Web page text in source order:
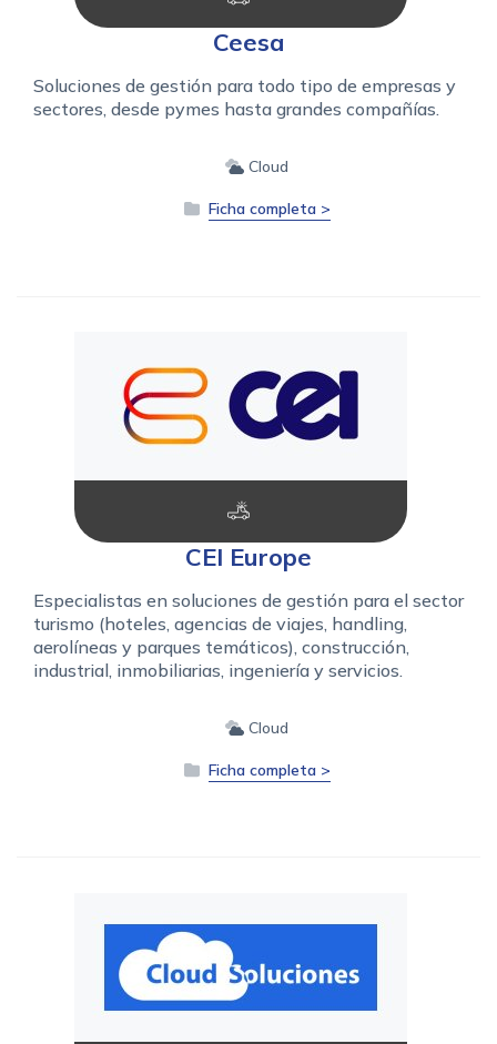
Ceesa
Soluciones de gestión para todo tipo de empresas y
sectores, desde pymes hasta grandes compañías.
Cloud
Ficha completa >
CEI Europe
Especialistas en soluciones de gestión para el sector
turismo (hoteles, agencias de viajes, handling,
aerolíneas y parques temáticos), construcción,
industrial, inmobiliarias, ingeniería y servicios.
Cloud
Ficha completa >